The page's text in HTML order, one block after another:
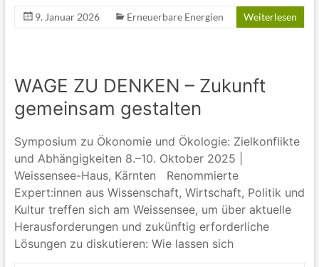
9. Januar 2026 Erneuerbare Energien Weiterlesen
WAGE ZU DENKEN – Zukunft
gemeinsam gestalten
Symposium zu Ökonomie und Ökologie: Zielkonflikte
und Abhängigkeiten 8.–10. Oktober 2025 |
Weissensee-Haus, Kärnten Renommierte
Expert:innen aus Wissenschaft, Wirtschaft, Politik und
Kultur treffen sich am Weissensee, um über aktuelle
Herausforderungen und zukünftig erforderliche
Lösungen zu diskutieren: Wie lassen sich